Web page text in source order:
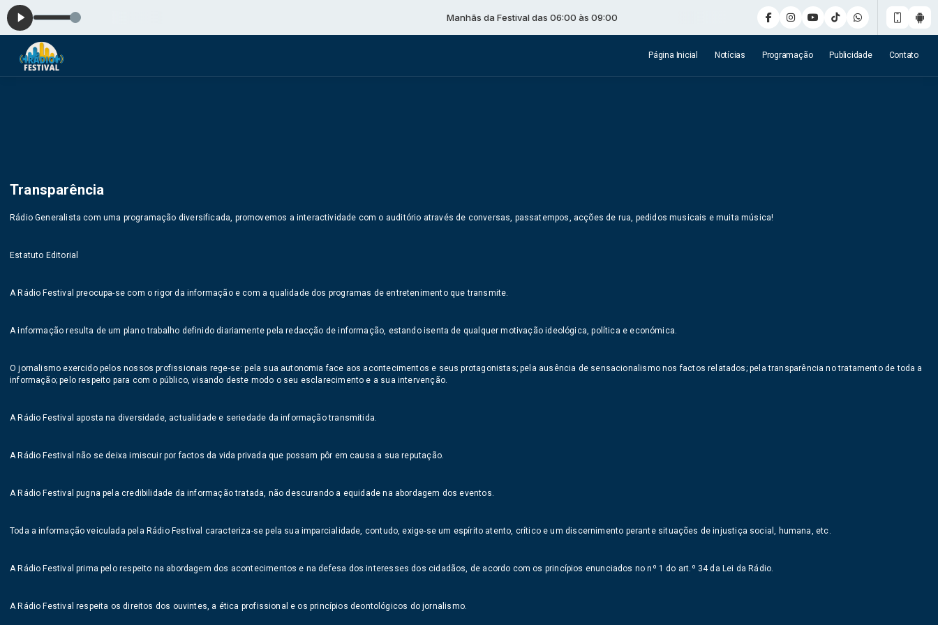
Manhãs da Festival das 06:00 às 09:00
Página Inicial Notícias Programação Publicidade Contato
Transparência
Rádio Generalista com uma programação diversificada, promovemos a interactividade com o auditório através de conversas, passatempos, acções de rua, pedidos musicais e muita música!
Estatuto Editorial
A Rádio Festival preocupa-se com o rigor da informação e com a qualidade dos programas de entretenimento que transmite.
A informação resulta de um plano trabalho definido diariamente pela redacção de informação, estando isenta de qualquer motivação ideológica, política e económica.
O jornalismo exercido pelos nossos profissionais rege-se: pela sua autonomia face aos acontecimentos e seus protagonistas; pela ausência de sensacionalismo nos factos relatados; pela transparência no tratamento de toda a
informação; pelo respeito para com o público, visando deste modo o seu esclarecimento e a sua intervenção.
A Rádio Festival aposta na diversidade, actualidade e seriedade da informação transmitida.
A Rádio Festival não se deixa imiscuir por factos da vida privada que possam pôr em causa a sua reputação.
A Rádio Festival pugna pela credibilidade da informação tratada, não descurando a equidade na abordagem dos eventos.
Toda a informação veiculada pela Rádio Festival caracteriza-se pela sua imparcialidade, contudo, exige-se um espírito atento, crítico e um discernimento perante situações de injustiça social, humana, etc.
A Rádio Festival prima pelo respeito na abordagem dos acontecimentos e na defesa dos interesses dos cidadãos, de acordo com os princípios enunciados no nº 1 do art.º 34 da Lei da Rádio.
A Rádio Festival respeita os direitos dos ouvintes, a ética profissional e os princípios deontológicos do jornalismo.